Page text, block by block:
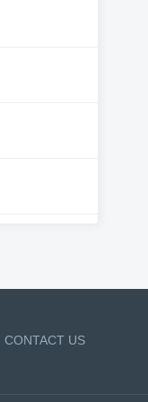
CONTACT US